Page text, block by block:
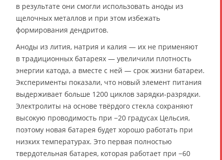
в результате они смогли использовать аноды из
щелочных металлов и при этом избежать
формирования дендритов.
Аноды из лития, натрия и калия — их не применяют
в традиционных батареях — увеличили плотность
энергии катода, а вместе с ней — срок жизни батареи.
Эксперименты показали, что новый элемент питания
выдерживает больше 1200 циклов зарядки-разрядки.
Электролиты на основе твёрдого стекла сохраняют
высокую проводимость при −20 градусах Цельсия,
поэтому новая батарея будет хорошо работать при
низких температурах. Это первая полностью
твердотельная батарея, которая работает при −60